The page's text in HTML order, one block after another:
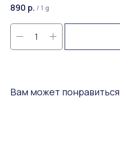
890 р. / 1 g
Вам может понравиться